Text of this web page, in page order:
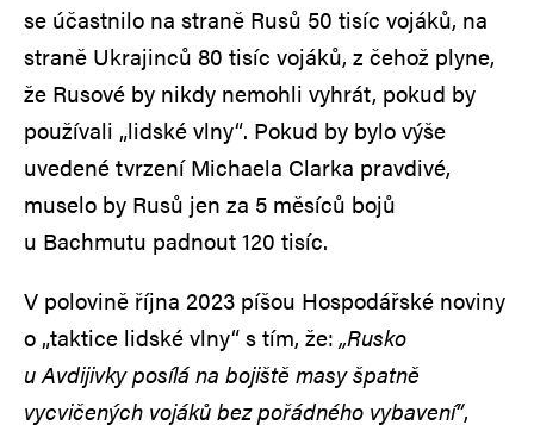
se účastnilo na straně Rusů 50 tisíc vojáků, na
straně Ukrajinců 80 tisíc vojáků, z čehož plyne,
že Rusové by nikdy nemohli vyhrát, pokud by
používali „lidské vlny“. Pokud by bylo výše
uvedené tvrzení Michaela Clarka pravdivé,
muselo by Rusů jen za 5 měsíců bojů
u Bachmutu padnout 120 tisíc.
V polovině října 2023 píšou Hospodářské noviny
o „taktice lidské vlny“ s tím, že:„Rusko
u Avdijivky posílá na bojiště masy špatně
vycvičených vojáků bez pořádného vybavení“,